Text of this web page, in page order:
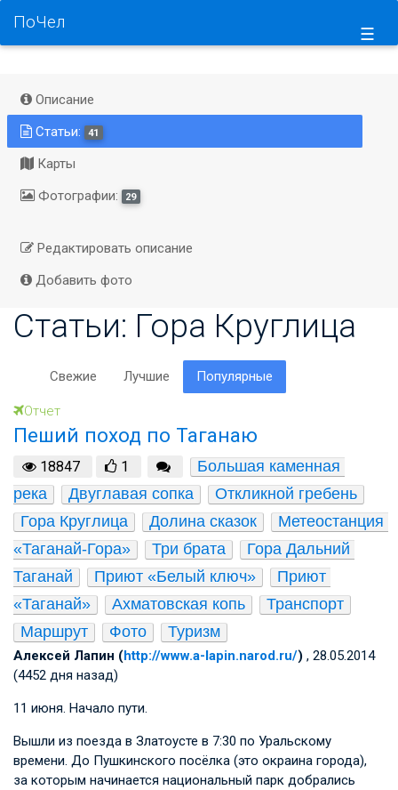
☰
ПоЧел
Описание
Статьи:
41
Карты
Фотографии:
29
Редактировать описание
Добавить фото
Статьи: Гора Круглица
Свежие Лучшие Популярные
Отчет
Пеший поход по Таганаю
18847 1
Большая каменная
река
Двуглавая сопка
Откликной гребень
Гора Круглица
Долина сказок
Метеостанция
«Таганай-Гора»
Три брата
Гора Дальний
Таганай
Приют «Белый ключ»
Приют
«Таганай»
Ахматовская копь
Транспорт
Маршрут
Фото Туризм
Алексей Лапин (http://www.a-lapin.narod.ru/) , 28.05.2014
(4452 дня назад)
11 июня. Начало пути.
Вышли из поезда в Златоусте в 7:30 по Уральскому
времени. До Пушкинского посёлка (это окраина города),
за которым начинается национальный парк добрались